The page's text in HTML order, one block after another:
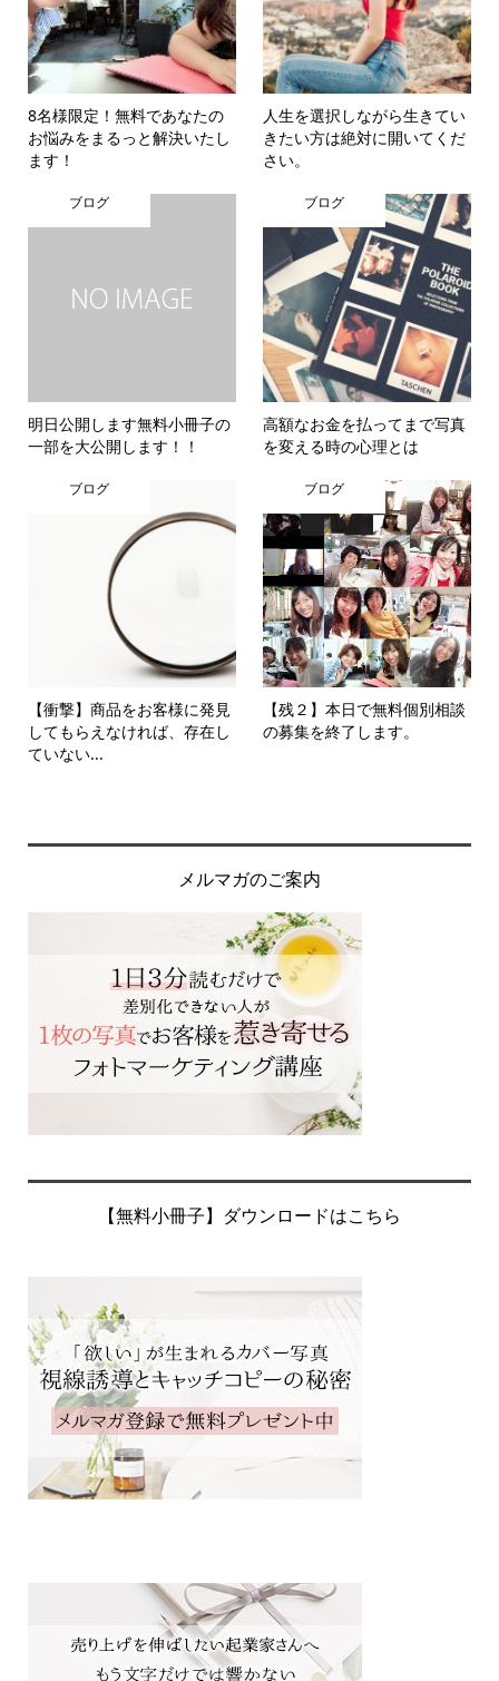
8名様限定！無料であなたの
お悩みをまるっと解決いたし
ます！
人生を選択しながら生きてい
きたい方は絶対に開いてくだ
さい。
ブログ
明日公開します無料小冊子の
一部を大公開します！！
ブログ
高額なお金を払ってまで写真
を変える時の心理とは
ブログ
【衝撃】商品をお客様に発見
してもらえなければ、存在し
ていない...
ブログ
【残２】本日で無料個別相談
の募集を終了します。
メルマガのご案内
【無料小冊子】ダウンロードはこちら